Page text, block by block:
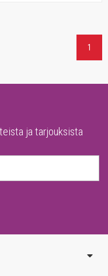
1
ja tarjouksista